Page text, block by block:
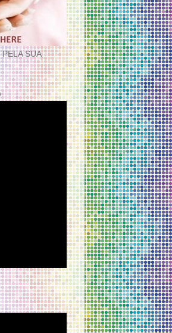
SUA